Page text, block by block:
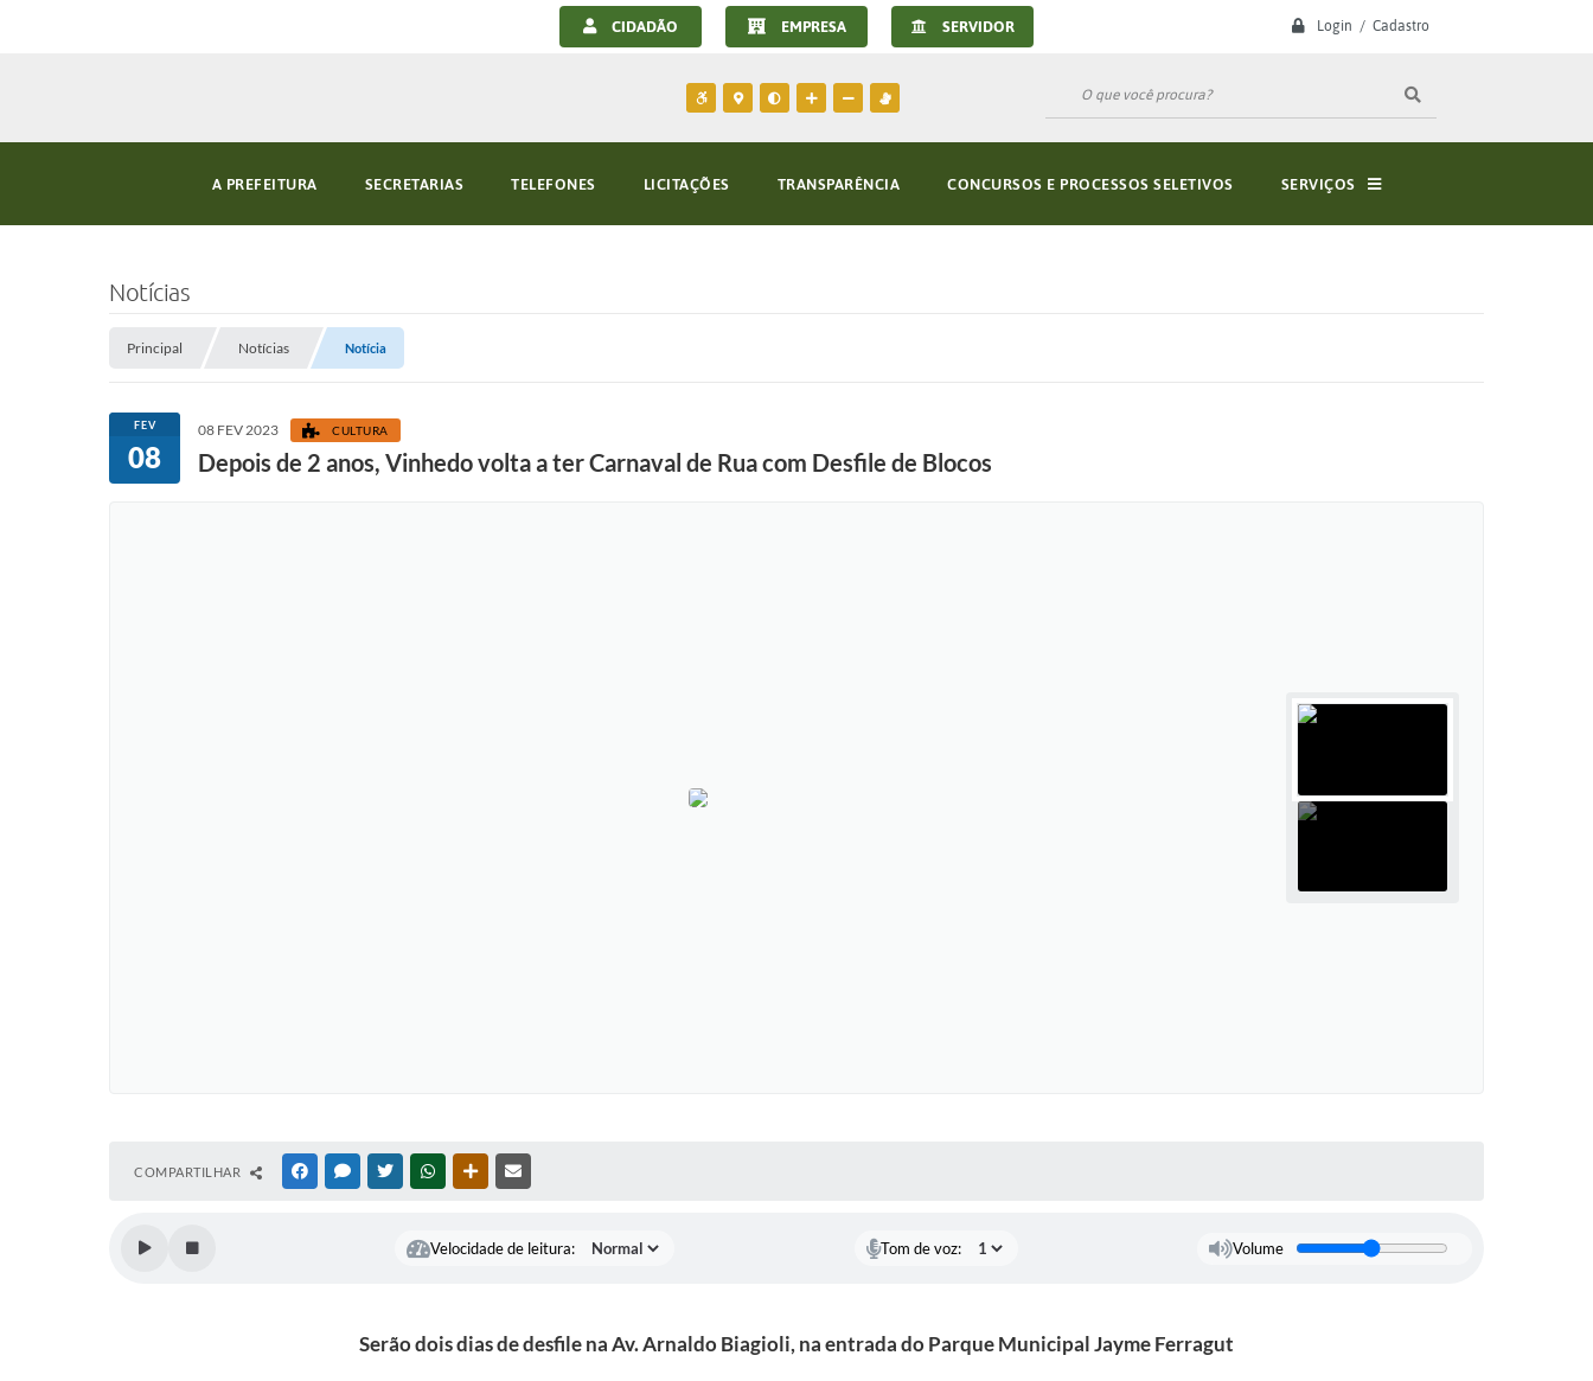
Login / Cadastro
CIDADÃO EMPRESA SERVIDOR
A PREFEITURA SECRETARIAS TELEFONES LICITAÇÕES TRANSPARÊNCIA CONCURSOS E PROCESSOS SELETIVOS SERVIÇOS
Notícias
Principal Notícias Notícia
FEV
08
08 FEV 2023 CULTURA
Depois de 2 anos, Vinhedo volta a ter Carnaval de Rua com Desfile de Blocos
COMPARTILHAR FACEBOOKMESSENGER
TWITTERWHATSAPPOUTRAS MÍDIAS
Velocidade de leitura: Tom de voz: Volume
Serão dois dias de desfile na Av. Arnaldo Biagioli, na entrada do Parque Municipal Jayme Ferragut